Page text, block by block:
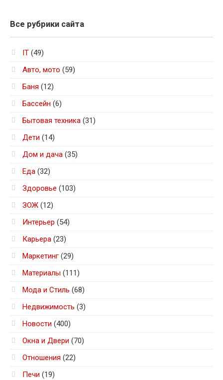
Все рубрики сайта
IT (49)
Авто, мото (59)
Баня (12)
Бассейн (6)
Бытовая техника (31)
Дети (14)
Дом и дача (35)
Еда (32)
Здоровье (103)
ЗОЖ (12)
Интерьер (54)
Карьера (23)
Маркетинг (29)
Материалы (111)
Мода и Стиль (68)
Недвижимость (3)
Новости (400)
Окна и Двери (70)
Отношения (22)
Печи (19)